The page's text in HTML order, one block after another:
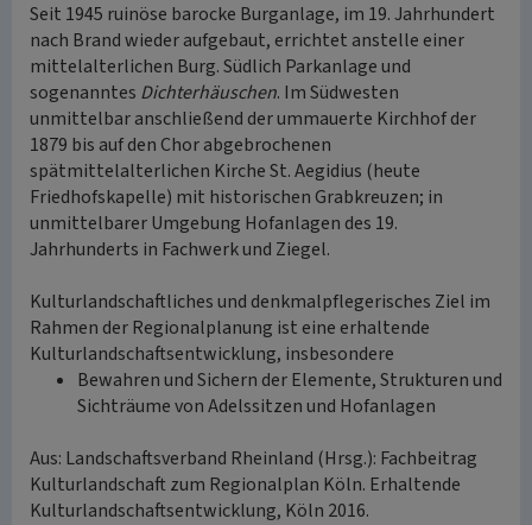
Seit 1945 ruinöse barocke Burganlage, im 19. Jahrhundert
nach Brand wieder aufgebaut, errichtet anstelle einer
mittelalterlichen Burg. Südlich Parkanlage und
sogenanntes Dichterhäuschen. Im Südwesten
unmittelbar anschließend der ummauerte Kirchhof der
1879 bis auf den Chor abgebrochenen
spätmittelalterlichen Kirche St. Aegidius (heute
Friedhofskapelle) mit historischen Grabkreuzen; in
unmittelbarer Umgebung Hofanlagen des 19.
Jahrhunderts in Fachwerk und Ziegel.
Kulturlandschaftliches und denkmalpflegerisches Ziel im
Rahmen der Regionalplanung ist eine erhaltende
Kulturlandschaftsentwicklung, insbesondere
Bewahren und Sichern der Elemente, Strukturen und
Sichträume von Adelssitzen und Hofanlagen
Aus: Landschaftsverband Rheinland (Hrsg.): Fachbeitrag
Kulturlandschaft zum Regionalplan Köln. Erhaltende
Kulturlandschaftsentwicklung, Köln 2016.